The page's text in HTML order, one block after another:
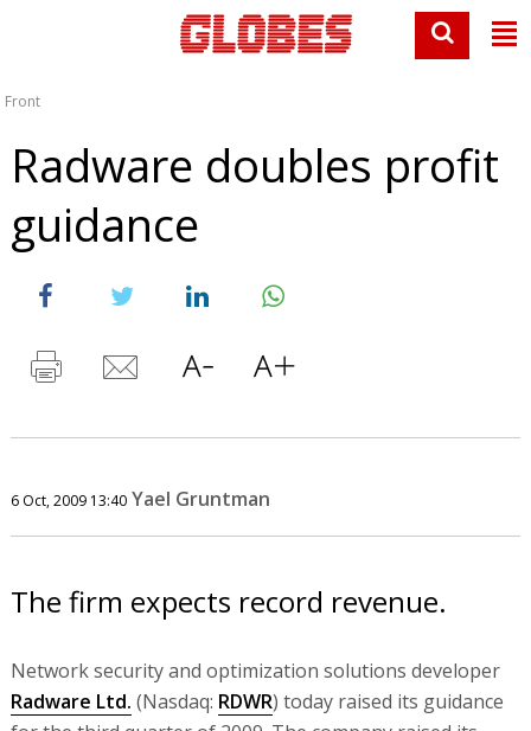
Front
Radware doubles profit
guidance
6 Oct, 2009 13:40 Yael Gruntman
The firm expects record revenue.
Network security and optimization solutions developer
Radware Ltd. (Nasdaq: RDWR) today raised its guidance